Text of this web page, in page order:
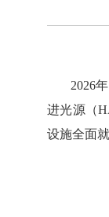
2026年
进光源（
设施全面